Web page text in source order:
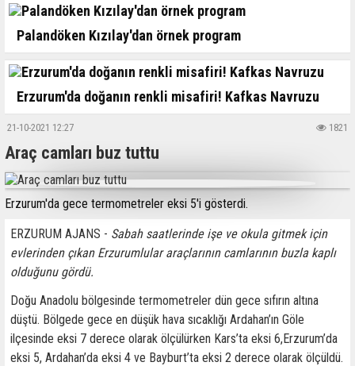
Palandöken Kızılay'dan örnek program
Erzurum'da doğanın renkli misafiri! Kafkas Navruzu
21-10-2021 12:27 1821
Araç camları buz tuttu
Erzurum'da gece termometreler eksi 5'i gösterdi.
ERZURUM AJANS - Sabah saatlerinde işe ve okula gitmek için
evlerinden çıkan Erzurumlular araçlarının camlarının buzla kaplı
olduğunu gördü.
Doğu Anadolu bölgesinde termometreler dün gece sıfırın altına
düştü. Bölgede gece en düşük hava sıcaklığı Ardahan’ın Göle
ilçesinde eksi 7 derece olarak ölçülürken Kars’ta eksi 6,Erzurum’da
eksi 5, Ardahan’da eksi 4 ve Bayburt’ta eksi 2 derece olarak ölçüldü.